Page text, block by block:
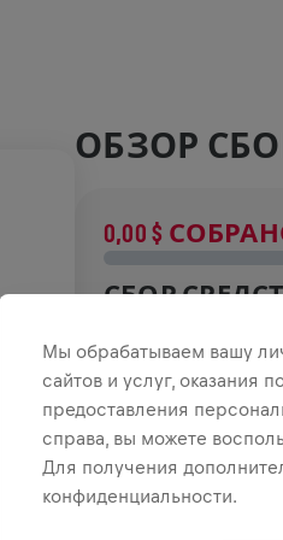
ОБЗОР
0,00 $
СБОР
отправятся на
ИСТОРИЯ
Мы обрабатываем вашу
сайтов и услуг, оказания
предоставления
справа, вы можете
Для получения
конфиденциальности.